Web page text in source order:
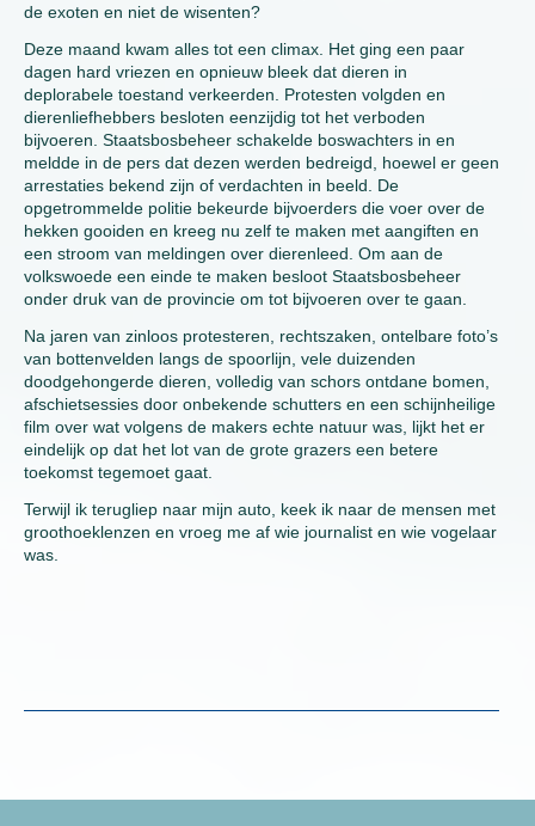
de exoten en niet de wisenten?
Deze maand kwam alles tot een climax. Het ging een paar
dagen hard vriezen en opnieuw bleek dat dieren in
deplorabele toestand verkeerden. Protesten volgden en
dierenliefhebbers besloten eenzijdig tot het verboden
bijvoeren. Staatsbosbeheer schakelde boswachters in en
meldde in de pers dat dezen werden bedreigd, hoewel er geen
arrestaties bekend zijn of verdachten in beeld. De
opgetrommelde politie bekeurde bijvoerders die voer over de
hekken gooiden en kreeg nu zelf te maken met aangiften en
een stroom van meldingen over dierenleed. Om aan de
volkswoede een einde te maken besloot Staatsbosbeheer
onder druk van de provincie om tot bijvoeren over te gaan.
Na jaren van zinloos protesteren, rechtszaken, ontelbare foto’s
van bottenvelden langs de spoorlijn, vele duizenden
doodgehongerde dieren, volledig van schors ontdane bomen,
afschietsessies door onbekende schutters en een schijnheilige
film over wat volgens de makers echte natuur was, lijkt het er
eindelijk op dat het lot van de grote grazers een betere
toekomst tegemoet gaat.
Terwijl ik terugliep naar mijn auto, keek ik naar de mensen met
groothoeklenzen en vroeg me af wie journalist en wie vogelaar
was.